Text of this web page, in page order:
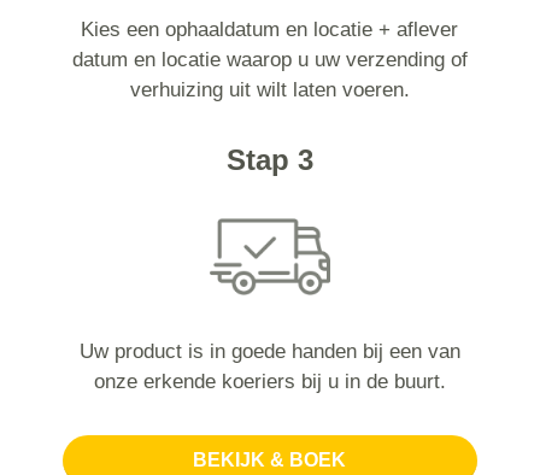
Kies een ophaaldatum en locatie + aflever
datum en locatie waarop u uw verzending of
verhuizing uit wilt laten voeren.
Stap 3
Uw product is in goede handen bij een van
onze erkende koeriers bij u in de buurt.
BEKIJK & BOEK